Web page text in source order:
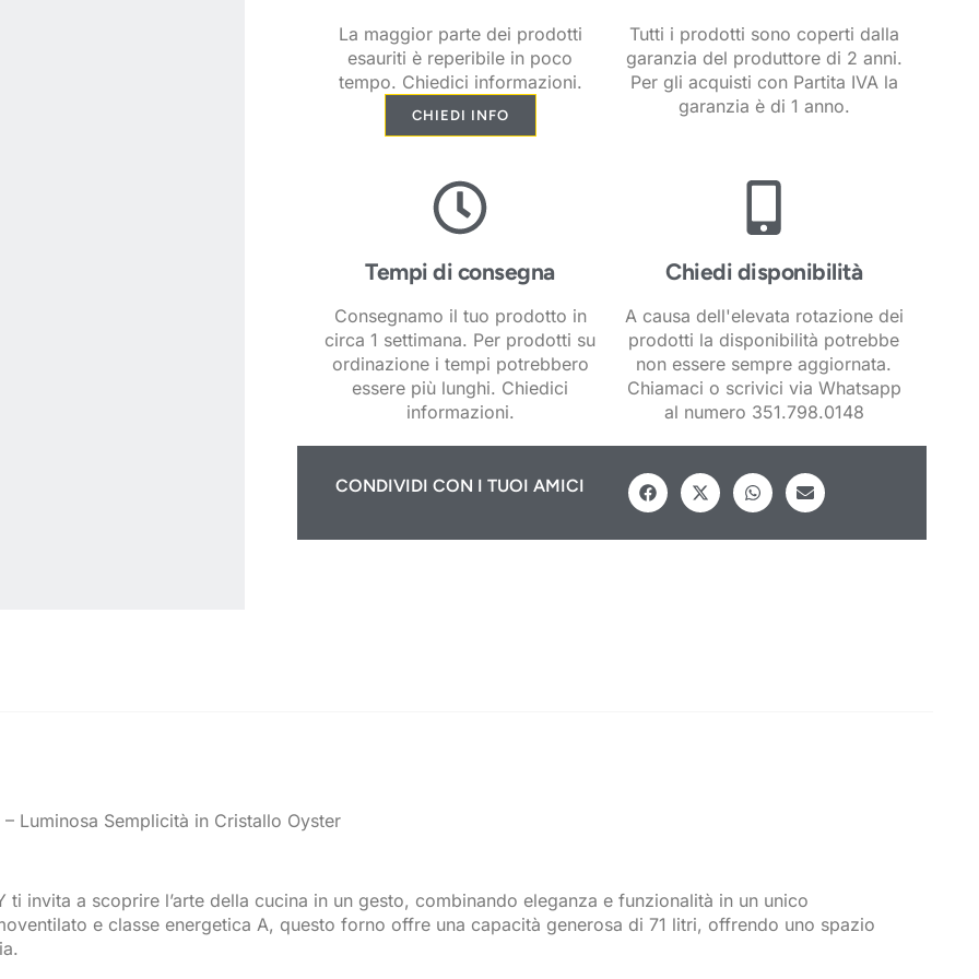
La maggior parte dei prodotti
esauriti è reperibile in poco
tempo. Chiedici informazioni.
CHIEDI INFO
Tutti i prodotti sono coperti dalla
garanzia del produttore di 2 anni.
Per gli acquisti con Partita IVA la
garanzia è di 1 anno.
Tempi di consegna
Consegnamo il tuo prodotto in
circa 1 settimana. Per prodotti su
ordinazione i tempi potrebbero
essere più lunghi. Chiedici
informazioni.
Chiedi disponibilità
A causa dell'elevata rotazione dei
prodotti la disponibilità potrebbe
non essere sempre aggiornata.
Chiamaci o scrivici via Whatsapp
al numero 351.798.0148
CONDIVIDI CON I TUOI AMICI
Luminosa Semplicità in Cristallo Oyster
ti invita a scoprire l’arte della cucina in un gesto, combinando eleganza e funzionalità in un unico
e classe energetica A, questo forno offre una capacità generosa di 71 litri, offrendo uno spazio